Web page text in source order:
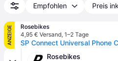
Empfohlen Preis
ANZEIGE
Rosebikes
4,95 € Versand, 1–2 Tage
Rosebikes